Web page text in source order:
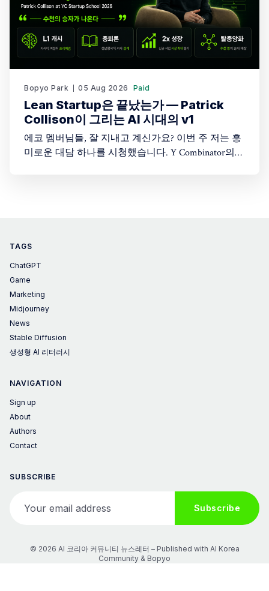
Bopyo Park 05 Aug 2026 Paid
Lean Startup은 끝났는가 — Patrick
Collison이 그리는 AI 시대의 v1
에코 멤버님들, 잘 지내고 계신가요? 이번 주 저는 흥
미로운 대담 하나를 시청했습니다. Y Combinator의
TAGS
ChatGPT
Game
Marketing
Midjourney
News
Stable Diffusion
생성형 AI 리터러시
NAVIGATION
Sign up
About
Authors
Contact
SUBSCRIBE
Subscribe
© 2026 AI 코리아 커뮤니티 뉴스레터 – Published with AI Korea
Community & Bopyo